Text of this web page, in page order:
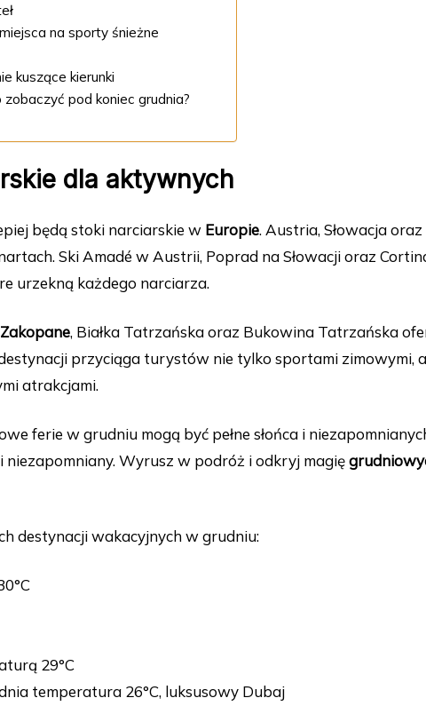
na sporty śnieżne
kuszące kierunki
pod koniec grudnia?
dla aktywnych
będą stoki narciarskie w Europie. Austria, Słowacja oraz
Ski Amadé w Austrii, Poprad na Słowacji oraz
urzekną każdego narciarza.
Zakopane, Białka Tatrzańska oraz Bukowina Tatrzańska
przyciąga turystów nie tylko sportami zimowymi,
atrakcjami.
ferie w grudniu mogą być pełne słońca i
niezapomniany. Wyrusz w podróż i odkryj magię
destynacji wakacyjnych w grudniu:
29°C
temperatura 26°C, luksusowy Dubaj